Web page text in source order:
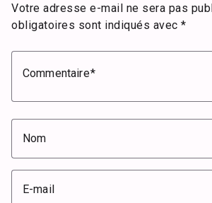
Votre adresse e-mail ne sera pas
obligatoires sont indiqués avec *
Commentaire
Nom
E-mail